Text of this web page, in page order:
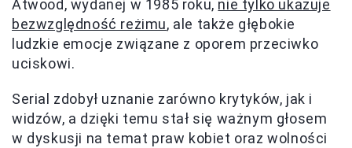
Atwood, wydanej w 1985 roku, nie tylko ukazuje
bezwzględność reżimu, ale także głębokie
ludzkie emocje związane z oporem przeciwko
uciskowi.
Serial zdobył uznanie zarówno krytyków, jak i
widzów, a dzięki temu stał się ważnym głosem
w dyskusji na temat praw kobiet oraz wolności